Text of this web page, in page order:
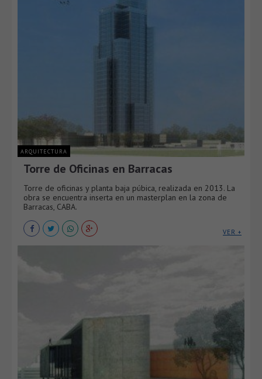
ARQUITECTURA
Torre de Oficinas en Barracas
Torre de oficinas y planta baja púbica, realizada en 2013. La
obra se encuentra inserta en un masterplan en la zona de
Barracas, CABA.
VER +